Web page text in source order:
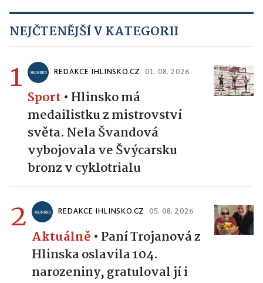
NEJČTENĚJŠÍ V KATEGORII
1 REDAKCE IHLINSKO.CZ 01. 08. 2026
Sport • Hlinsko má
medailistku z mistrovství
světa. Nela Švandová
vybojovala ve Švýcarsku
bronz v cyklotrialu
2 REDAKCE IHLINSKO.CZ 05. 08. 2026
Aktuálně • Paní Trojanová z
Hlinska oslavila 104.
narozeniny, gratuloval jí i